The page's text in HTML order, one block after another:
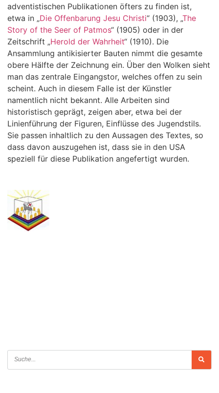
adventistischen Publikationen öfters zu finden ist,
etwa in „Die Offenbarung Jesu Christi“ (1903), „The
Story of the Seer of Patmos“ (1905) oder in der
Zeitschrift „Herold der Wahrheit“ (1910). Die
Ansammlung antikisierter Bauten nimmt die gesamte
obere Hälfte der Zeichnung ein. Über den Wolken sieht
man das zentrale Eingangstor, welches offen zu sein
scheint. Auch in diesem Falle ist der Künstler
namentlich nicht bekannt. Alle Arbeiten sind
historistisch geprägt, zeigen aber, etwa bei der
Linienführung der Figuren, Einflüsse des Jugendstils.
Sie passen inhaltlich zu den Aussagen des Textes, so
dass davon auszugehen ist, dass sie in den USA
speziell für diese Publikation angefertigt wurden.